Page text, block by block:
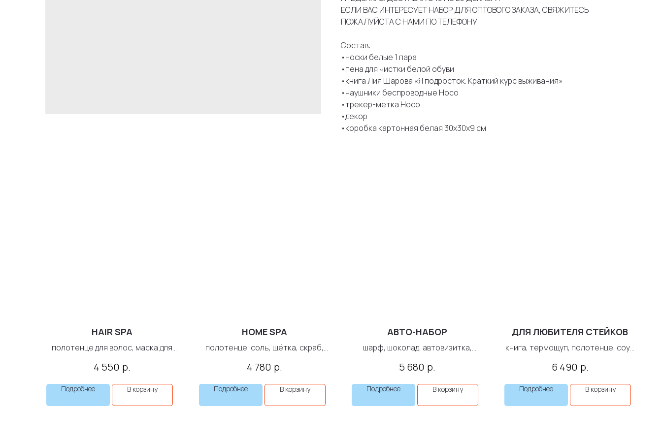
ЕСЛИ ВАС ИНТЕРЕСУЕТ НАБОР ДЛЯ ОПТОВОГО ЗАКАЗА, СВЯЖИТЕСЬ
ПОЖАЛУЙСТА С НАМИ ПО ТЕЛЕФОНУ
Состав:
•носки белые 1 пара
•пена для чистки белой обуви
•книга Лия Шарова «Я подросток. Краткий курс выживания»
•наушники беспроводные Hoco
•трекер-метка Hoco
•декор
•коробка картонная белая 30х30х9 см
HAIR SPA
полотенце для волос, маска для
4 550 р.
Подробнее В корзину
HOME SPA
полотенце, соль, щётка, скраб,
4 780 р.
Подробнее В корзину
АВТО-НАБОР
шарф, шоколад, автовизитка,
5 680 р.
Подробнее В корзину
ДЛЯ ЛЮБИТЕЛЯ СТЕЙКОВ
книга, термощуп, полотенце, соус
6 490 р.
Подробнее В корзину